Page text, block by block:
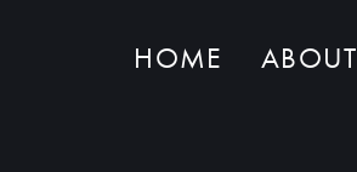
HOME ABOUT